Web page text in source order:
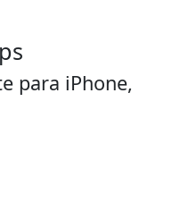
para iPhone,